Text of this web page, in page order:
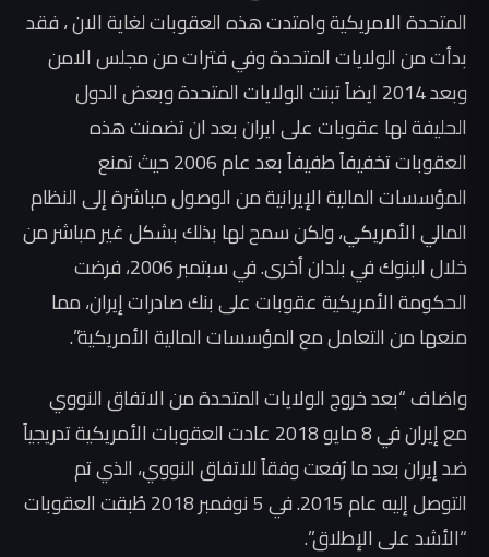
المتحدة الامريكية وامتدت هذه العقوبات لغاية الان ، فقد
بدأت من الولايات المتحدة وفي فترات من مجلس الامن
وبعد 2014 ايضاً تبنت الولايات المتحدة وبعض الدول
الحليفة لها عقوبات على ايران بعد ان تضمنت هذه
العقوبات تخفيفاً طفيفاً بعد عام 2006 حيث تمنع
المؤسسات المالية الإيرانية من الوصول مباشرة إلى النظام
المالي الأمريكي، ولكن سمح لها بذلك بشكل غير مباشر من
خلال البنوك في بلدان أخرى. في سبتمبر 2006، فرضت
الحكومة الأمريكية عقوبات على بنك صادرات إيران، مما
منعها من التعامل مع المؤسسات المالية الأمريكية”.
واضاف “بعد خروج الولايات المتحدة من الاتفاق النووي
مع إيران في 8 مايو 2018 عادت العقوبات الأمريكية تدريجياً
ضد إيران بعد ما رُفعت وفقاً للاتفاق النووي، الذي تم
التوصل إليه عام 2015. في 5 نوفمبر 2018 طُبقت العقوبات
“الأشد على الإطلاق”.